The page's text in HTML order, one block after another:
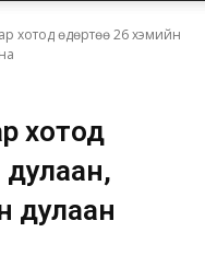
хотод өдөртөө 26 хэмийн
хотод
дулаан